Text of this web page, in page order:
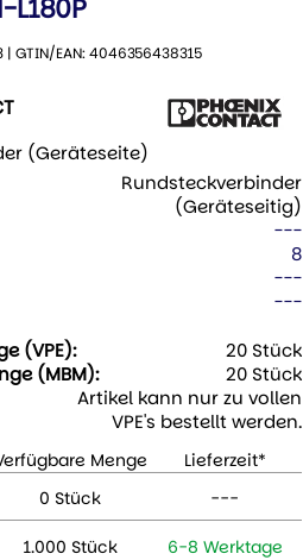
L180P
GTIN/EAN: 4046356438315
(Geräteseite)
Rundsteckverbinder
(Geräteseitig)
---
8
---
---
(VPE):
20 Stück
(MBM):
20 Stück
Artikel kann nur zu vollen
VPE's bestellt werden.
Menge
Lieferzeit*
0 Stück ---
1.000 Stück 6-8 Werktage